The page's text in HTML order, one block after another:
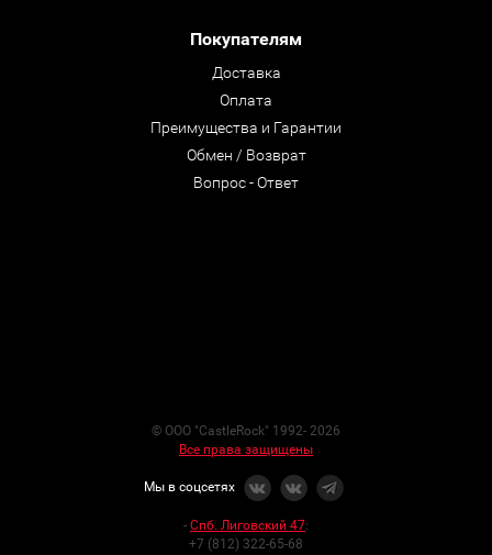
Покупателям
Доставка
Оплата
Преимущества и Гарантии
Обмен / Возврат
Вопрос - Ответ
© ООО "CastleRock" 1992- 2026
Все права защищены
Мы в соцсетях
- Спб. Лиговский 47:
+7 (812) 322-65-68